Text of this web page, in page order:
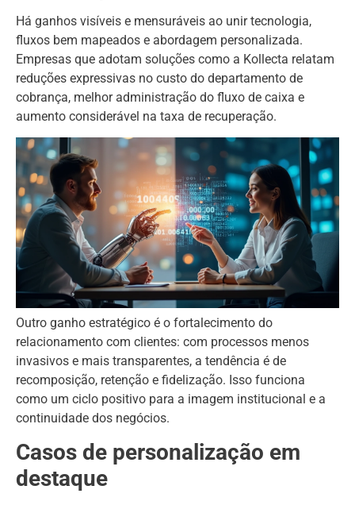
Há ganhos visíveis e mensuráveis ao unir tecnologia,
fluxos bem mapeados e abordagem personalizada.
Empresas que adotam soluções como a Kollecta relatam
reduções expressivas no custo do departamento de
cobrança, melhor administração do fluxo de caixa e
aumento considerável na taxa de recuperação.
Outro ganho estratégico é o fortalecimento do
relacionamento com clientes: com processos menos
invasivos e mais transparentes, a tendência é de
recomposição, retenção e fidelização. Isso funciona
como um ciclo positivo para a imagem institucional e a
continuidade dos negócios.
Casos de personalização em
destaque